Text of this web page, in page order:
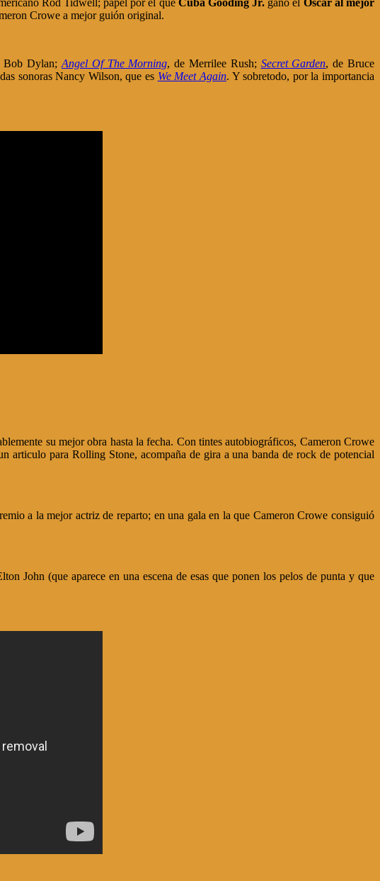
Crowe a mejor guión original.
Bob Dylan; Angel Of The Morning, de Merrilee Rush; Secret Garden, de Bruce
sonoras Nancy Wilson, que es We Meet Again. Y sobretodo, por la importancia
su mejor obra hasta la fecha. Con tintes autobiográficos, Cameron Crowe
articulo para Rolling Stone, acompaña de gira a una banda de rock de potencial
a la mejor actriz de reparto; en una gala en la que Cameron Crowe consiguió
John (que aparece en una escena de esas que ponen los pelos de punta y que